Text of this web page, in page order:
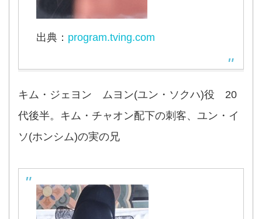
出典： program.tving.com
キム・ジェヨン ムヨン(ユン・ソクハ)役 20
代後半。キム・チャオン配下の刺客、ユン・イ
ソ(ホンシム)の実の兄